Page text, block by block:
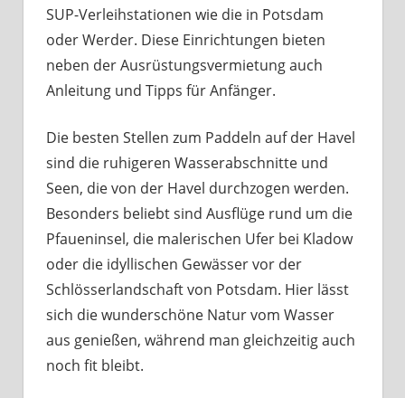
SUP-Verleihstationen wie die in Potsdam
oder Werder. Diese Einrichtungen bieten
neben der Ausrüstungsvermietung auch
Anleitung und Tipps für Anfänger.
Die besten Stellen zum Paddeln auf der Havel
sind die ruhigeren Wasserabschnitte und
Seen, die von der Havel durchzogen werden.
Besonders beliebt sind Ausflüge rund um die
Pfaueninsel, die malerischen Ufer bei Kladow
oder die idyllischen Gewässer vor der
Schlösserlandschaft von Potsdam. Hier lässt
sich die wunderschöne Natur vom Wasser
aus genießen, während man gleichzeitig auch
noch fit bleibt.